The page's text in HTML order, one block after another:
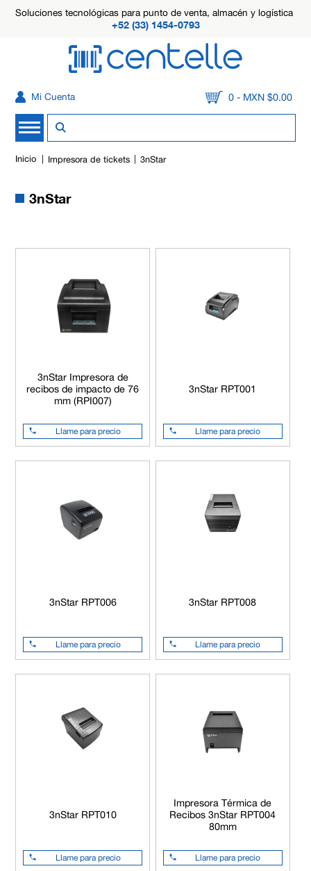
Soluciones tecnológicas para punto de venta, almacén y logística
+52 (33) 1454-0793
Mi Cuenta 0 - MXN $0.00
Inicio Impresora de tickets 3nStar
3nStar
3nStar Impresora de
recibos de impacto de 76
mm (RPI007)
Llame para precio
3nStar RPT001
Llame para precio
3nStar RPT006
Llame para precio
3nStar RPT008
Llame para precio
3nStar RPT010
Llame para precio
Impresora Térmica de
Recibos 3nStar RPT004
80mm
Llame para precio